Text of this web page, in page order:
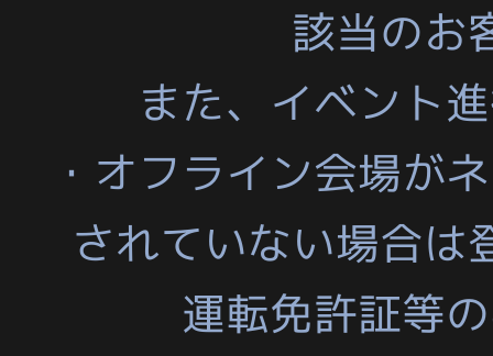
該当のお
また、イベント
・オフライン会場が
されていない場合は
運転免許証等